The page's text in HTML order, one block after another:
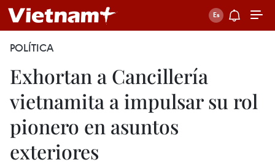
POLÍTICA
Exhortan a Cancillería
vietnamita a impulsar su rol
pionero en asuntos
exteriores